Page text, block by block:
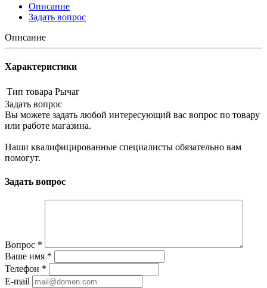
Описание
Задать вопрос
Описание
Характеристики
Тип товара Рычаг
Задать вопрос
Вы можете задать любой интересующий вас вопрос по товару
или работе магазина.
Наши квалифицированные специалисты обязательно вам
помогут.
Задать вопрос
Вопрос *
Ваше имя *
Телефон *
E-mail